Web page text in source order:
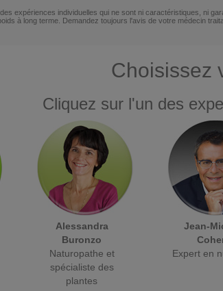
expériences individuelles qui ne sont ni caractéristiques, ni
à long terme. Demandez toujours l'avis de votre médecin
Choisissez
Cliquez sur l'un des
Alessandra
Buronzo
Naturopathe et
spécialiste des
plantes
Jean-
Expert en